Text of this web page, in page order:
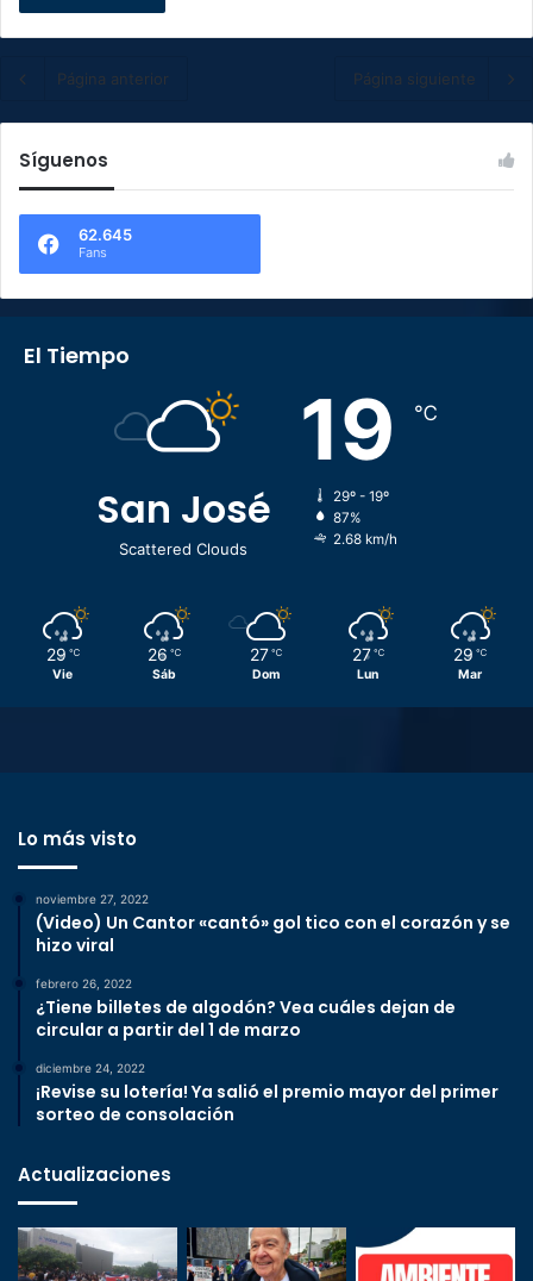
Página anterior Página siguiente
Síguenos
62.645
Fans
El Tiempo
San José
Scattered Clouds
19 ℃
29º - 19º
87%
2.68 km/h
29 ℃
Vie
26 ℃
Sáb
27 ℃
Dom
27 ℃
Lun
29 ℃
Mar
Lo más visto
noviembre 27, 2022
(Video) Un Cantor «cantó» gol tico con el corazón y se
hizo viral
febrero 26, 2022
¿Tiene billetes de algodón? Vea cuáles dejan de
circular a partir del 1 de marzo
diciembre 24, 2022
¡Revise su lotería! Ya salió el premio mayor del primer
sorteo de consolación
Actualizaciones